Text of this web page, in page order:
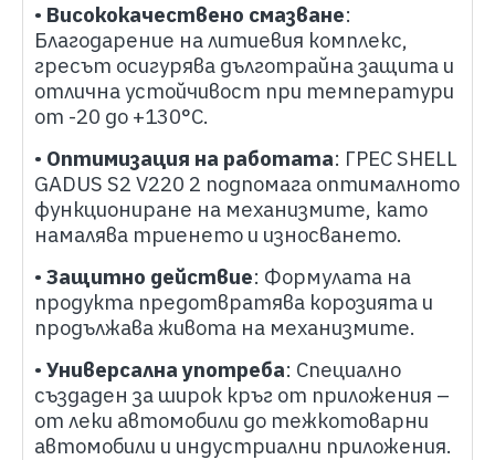
• Висококачествено смазване:
Благодарение на литиевия комплекс,
гресът осигурява дълготрайна защита и
отлична устойчивост при температури
от -20 до +130°C.
• Оптимизация на работата: ГРЕС SHELL
GADUS S2 V220 2 подпомага оптималното
функциониране на механизмите, като
намалява триенето и износването.
• Защитно действие: Формулата на
продукта предотвратява корозията и
продължава живота на механизмите.
• Универсална употреба: Специално
създаден за широк кръг от приложения –
от леки автомобили до тежкотоварни
автомобили и индустриални приложения.